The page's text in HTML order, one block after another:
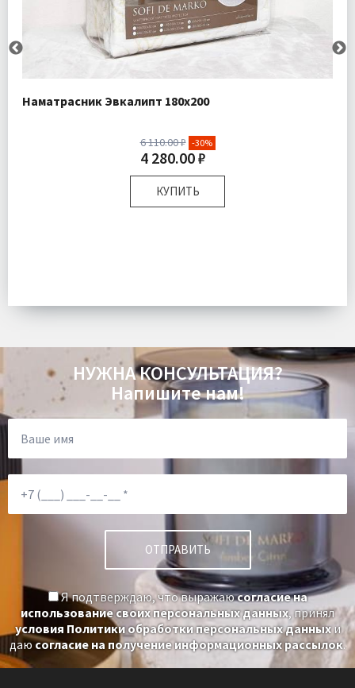
Наматрасник Эвкалипт 180х200
6 110.00 ₽ -30%
4 280.00 ₽
КУПИТЬ
НУЖНА КОНСУЛЬТАЦИЯ?
Напишите нам!
Я подтверждаю, что выражаюсогласие на
использование своих персональных данных, принял
условия Политики обработки персональных данныхи
даюсогласие на получение информационных рассылок.